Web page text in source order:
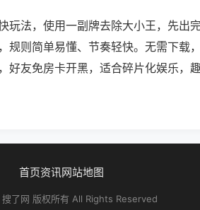
玩法，使用一副牌去除大小王，先出
规则简单易懂、节奏轻快。无需下载
友免房卡开黑，适合碎片化娱乐，
首页资讯网站地图
了网 版权所有 All Rights Reserved